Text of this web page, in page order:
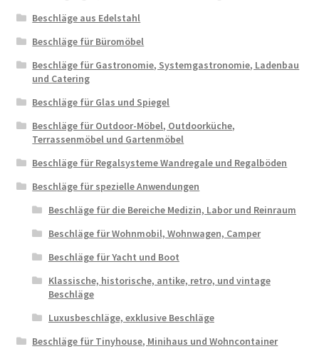
Beschläge aus Edelstahl
Beschläge für Büromöbel
Beschläge für Gastronomie, Systemgastronomie, Ladenbau
und Catering
Beschläge für Glas und Spiegel
Beschläge für Outdoor-Möbel, Outdoorküche,
Terrassenmöbel und Gartenmöbel
Beschläge für Regalsysteme Wandregale und Regalböden
Beschläge für spezielle Anwendungen
Beschläge für die Bereiche Medizin, Labor und Reinraum
Beschläge für Wohnmobil, Wohnwagen, Camper
Beschläge für Yacht und Boot
Klassische, historische, antike, retro, und vintage
Beschläge
Luxusbeschläge, exklusive Beschläge
Beschläge für Tinyhouse, Minihaus und Wohncontainer